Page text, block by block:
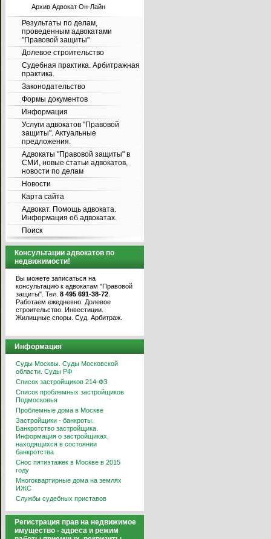
Архив Адвокат Он-Лайн
Результаты по делам,
проведенным адвокатами
"Правовой защиты"
Долевое строительство
Судебная практика. Арбитражная
практика.
Законодательство
Формы документов
Информация
Услуги адвокатов "Правовой
защиты". Актуальные
предложения.
Адвокаты "Правовой защиты" в
СМИ, новые статьи адвокатов,
новости по делам
Новости
Карта сайта
Адвокат. Помощь адвоката.
Информация об адвокатах.
Поиск
Консультации адвокатов по
недвижимости!
Вы можете записаться на
консультацию к адвокатам "Правовой
защиты". Тел. 8 495 691-38-72
Работаем ежедневно. Долевое
строительство. Инвестиции.
Жилищные споры. Суд. Арбитраж.
Информация
Суды Москвы. Суды Московской
области. Суды РФ
Список застройщиков 214-ФЗ
Список проблемных застройщиков
Подмосковья
Проблемные дома в Москве
Застройщики - банкроты.
Банкротство застройщика.
Информация о застройщиках,
находящихся в состоянии
банкротства
Снос пятиэтажек в Москве в 2015
году
Многоквартирные дома на землях
ИЖС
Службы судебных приставов
Регистрация прав на недвижимое
имущество - адреса и режим